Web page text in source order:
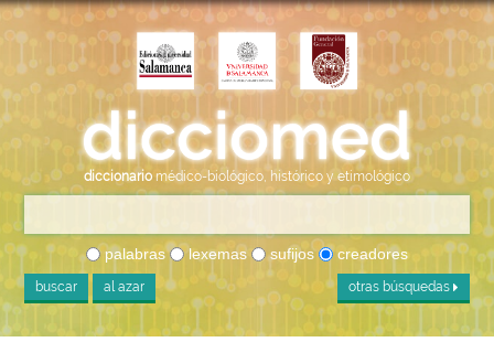
diccionario médico-biológico, histórico y etimológico
palabras lexemas sufijos creadores
buscar al azar otras búsquedas